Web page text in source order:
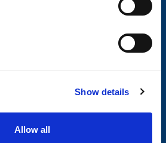
Show details
Allow all